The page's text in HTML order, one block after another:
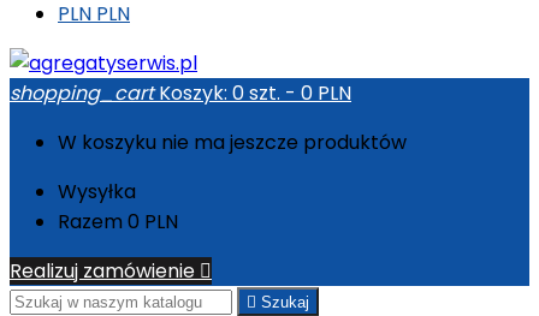
PLN PLN
shopping_cart Koszyk: 0szt. - 0 PLN
W koszyku nie ma jeszcze produktów
Wysyłka
Razem 0 PLN
Realizuj zamówienie 
 Szukaj